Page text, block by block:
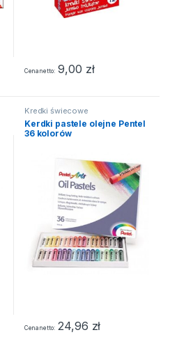
Cena netto 9,00 zł
Kredki świecowe
Kerdki pastele olejne Pentel
36 kolorów
Cena netto 24,96 zł